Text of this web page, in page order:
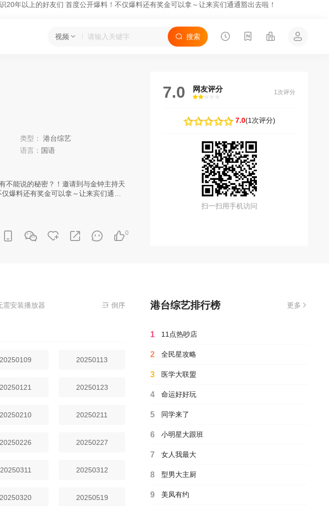
年以上的好友们 首度公开爆料！不仅爆料还有奖金可以拿～让来宾们通通豁出去啦！
视频 搜索
类型：
港台综艺
语言： 国语
不能说的秘密？！邀请到与金钟主持天
爆料还有奖金可以拿～让来宾们通通
0
7.0 网友评分
很差
较差还行推荐力荐
1次评分
7.0(1次评分)
扫一扫用手机访问
装播放器 倒序
20250109 20250113
20250121 20250123
20250210 20250211
20250226 20250227
20250311 20250312
20250320 20250519
港台综艺排行榜 更多
1 11点热吵店
2 全民星攻略
3 医学大联盟
4 命运好好玩
5 同学来了
6 小明星大跟班
7 女人我最大
8 型男大主厨
9 美凤有约